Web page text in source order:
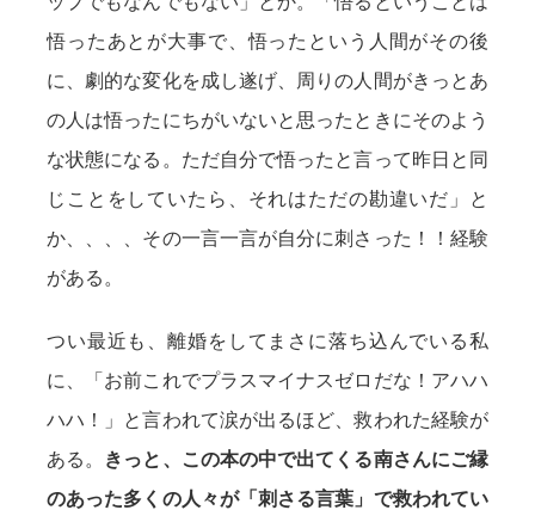
悟ったあとが大事で、悟ったという人間がその後
に、劇的な変化を成し遂げ、周りの人間がきっとあ
の人は悟ったにちがいないと思ったときにそのよう
な状態になる。ただ自分で悟ったと言って昨日と同
じことをしていたら、それはただの勘違いだ」と
か、、、、その一言一言が自分に刺さった！！経験
がある。
つい最近も、離婚をしてまさに落ち込んでいる私
に、「お前これでプラスマイナスゼロだな！アハハ
ハハ！」と言われて涙が出るほど、救われた経験が
ある。
きっと、この本の中で出てくる南さんにご縁
のあった多くの人々が「刺さる言葉」で救われてい